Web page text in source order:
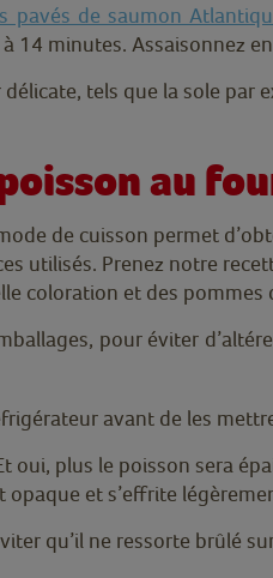
pavés de saumon
14 minutes. Assaisonnez
délicate, tels que la sole par
au
de cuisson permet
utilisés. Prenez notre
coloration et des pommes
pour éviter
avant de les
plus le poisson sera
opaque et s’effrite
qu’il ne ressorte brûlé